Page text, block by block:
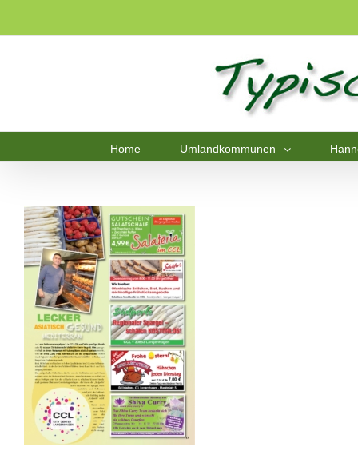
Home Umlandkommunen